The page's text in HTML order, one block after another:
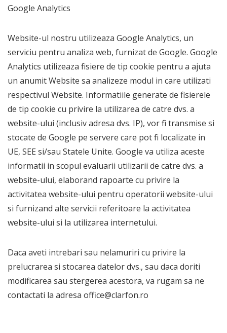
Google Analytics
Website-ul nostru utilizeaza Google Analytics, un
serviciu pentru analiza web, furnizat de Google. Google
Analytics utilizeaza fisiere de tip cookie pentru a ajuta
un anumit Website sa analizeze modul in care utilizati
respectivul Website. Informatiile generate de fisierele
de tip cookie cu privire la utilizarea de catre dvs. a
website-ului (inclusiv adresa dvs. IP), vor fi transmise si
stocate de Google pe servere care pot fi localizate in
UE, SEE si/sau Statele Unite. Google va utiliza aceste
informatii in scopul evaluarii utilizarii de catre dvs. a
website-ului, elaborand rapoarte cu privire la
activitatea website-ului pentru operatorii website-ului
si furnizand alte servicii referitoare la activitatea
website-ului si la utilizarea internetului.
Daca aveti intrebari sau nelamuriri cu privire la
prelucrarea si stocarea datelor dvs., sau daca doriti
modificarea sau stergerea acestora, va rugam sa ne
contactati la adresa office@clarfon.ro